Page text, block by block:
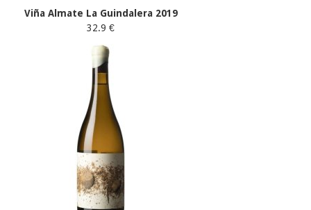
Viña Almate La Guindalera 2019
32.9 €